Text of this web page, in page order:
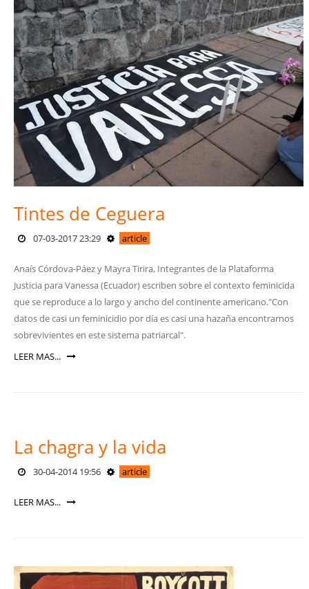
Tintes de Ceguera
07-03-2017 23:29 article
Anaís Córdova-Páez y Mayra Tirira, Integrantes de la Plataforma
Justicia para Vanessa (Ecuador) escriben sobre el contexto feminicida
que se reproduce a lo largo y ancho del continente americano."Con
datos de casi un feminicidio por día es casi una hazaña encontrarnos
sobrevivientes en este sistema patriarcal".
LEER MAS...
La chagra y la vida
30-04-2014 19:56 article
LEER MAS...